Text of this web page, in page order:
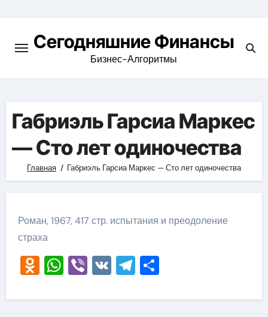
содержимомуСегодняшние Финансы
Бизнес-Алгоритмы
Габриэль Гарсиа Маркес
— Сто лет одиночества
Главная Габриэль Гарсиа Маркес — Сто лет одиночества
Роман, 1967, 417 стр. испытания и преодоление
страха
Odnoklassniki
WhatsApp
Viber
VKTelegram
Отправить